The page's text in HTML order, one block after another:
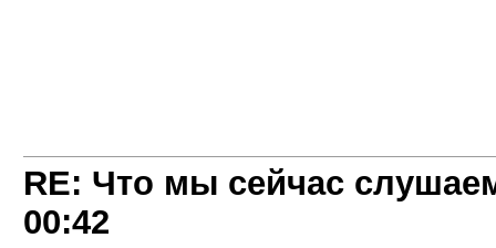
RE: Что мы сейчас
00:42